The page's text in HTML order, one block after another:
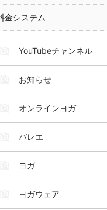
金システム
YouTubeチャンネル
お知らせ
オンラインヨガ
バレエ
ヨガ
ヨガウェア